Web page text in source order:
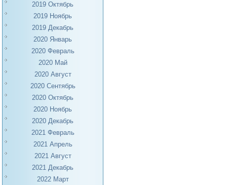
2019 Октябрь
2019 Ноябрь
2019 Декабрь
2020 Январь
2020 Февраль
2020 Май
2020 Август
2020 Сентябрь
2020 Октябрь
2020 Ноябрь
2020 Декабрь
2021 Февраль
2021 Апрель
2021 Август
2021 Декабрь
2022 Март